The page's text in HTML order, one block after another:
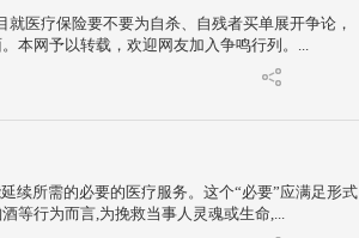
疗保险要不要为自杀、自残者买单展开争论，
本网予以转载，欢迎网友加入争鸣行列。...
续所需的必要的医疗服务。这个“必要”应满足形式
等行为而言,为挽救当事人灵魂或生命,...